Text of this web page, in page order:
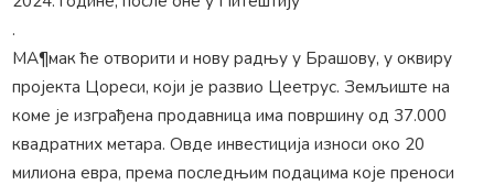
.
МА¶мак ће отворити и нову радњу у Брашову, у оквиру
пројекта Цореси, који је развио Цеетрус. Земљиште на
коме је изграђена продавница има површину од 37.000
квадратних метара. Овде инвестиција износи око 20
милиона евра, према последњим подацима које преноси